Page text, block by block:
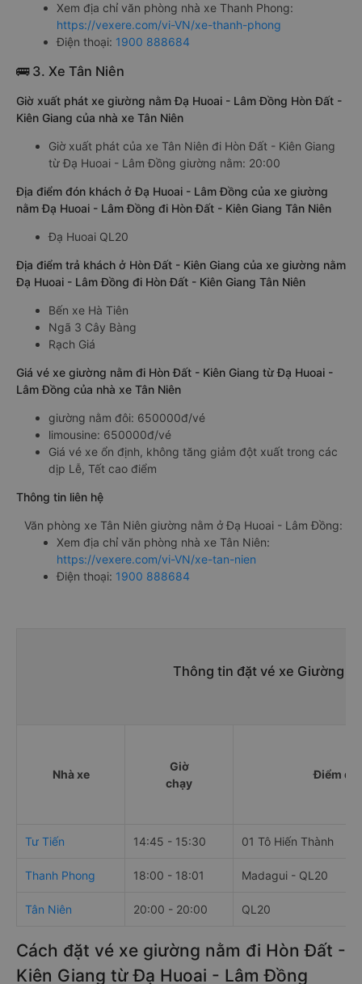
Xem địa chỉ văn phòng nhà xe Thanh Phong:
https://vexere.com/vi-VN/xe-thanh-phong
Điện thoại: 1900 888684
🚌 3. Xe Tân Niên
Giờ xuất phát xe giường nằm Đạ Huoai - Lâm Đồng Hòn Đất -
Kiên Giang của nhà xe Tân Niên
Giờ xuất phát của xe Tân Niên đi Hòn Đất - Kiên Giang
từ Đạ Huoai - Lâm Đồng giường nằm: 20:00
Địa điểm đón khách ở Đạ Huoai - Lâm Đồng của xe giường
nằm Đạ Huoai - Lâm Đồng đi Hòn Đất - Kiên Giang Tân Niên
Đạ Huoai QL20
Địa điểm trả khách ở Hòn Đất - Kiên Giang của xe giường nằm
Đạ Huoai - Lâm Đồng đi Hòn Đất - Kiên Giang Tân Niên
Bến xe Hà Tiên
Ngã 3 Cây Bàng
Rạch Giá
Giá vé xe giường nằm đi Hòn Đất - Kiên Giang từ Đạ Huoai -
Lâm Đồng của nhà xe Tân Niên
giường nằm đôi: 650000đ/vé
limousine: 650000đ/vé
Giá vé xe ổn định, không tăng giảm đột xuất trong các
dịp Lễ, Tết cao điểm
Thông tin liên hệ
Văn phòng xe Tân Niên giường nằm ở Đạ Huoai - Lâm Đồng:
Xem địa chỉ văn phòng nhà xe Tân Niên:
https://vexere.com/vi-VN/xe-tan-nien
Điện thoại: 1900 888684
Thông tin đặt vé xe Giường
Nhà xe
Giờ
chạy
Điểm đi
Tư Tiến 14:45 - 15:30 01 Tô Hiến Thành
Thanh Phong 18:00 - 18:01 Madagui - QL20
Tân Niên 20:00 - 20:00 QL20
Cách đặt vé xe giường nằm đi Hòn Đất -
Kiên Giang từ Đạ Huoai - Lâm Đồng